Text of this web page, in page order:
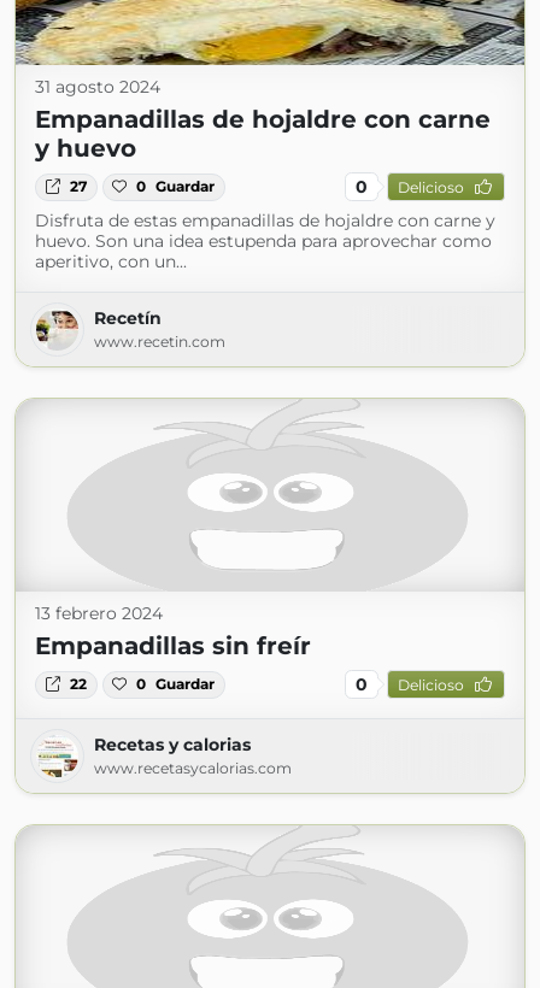
31 agosto 2024
Empanadillas de hojaldre con carne
y huevo
27 0 Guardar 0 Delicioso
Disfruta de estas empanadillas de hojaldre con carne y
huevo. Son una idea estupenda para aprovechar como
aperitivo, con un...
Recetín
www.recetin.com
13 febrero 2024
Empanadillas sin freír
22 0 Guardar 0 Delicioso
Recetas y calorias
www.recetasycalorias.com